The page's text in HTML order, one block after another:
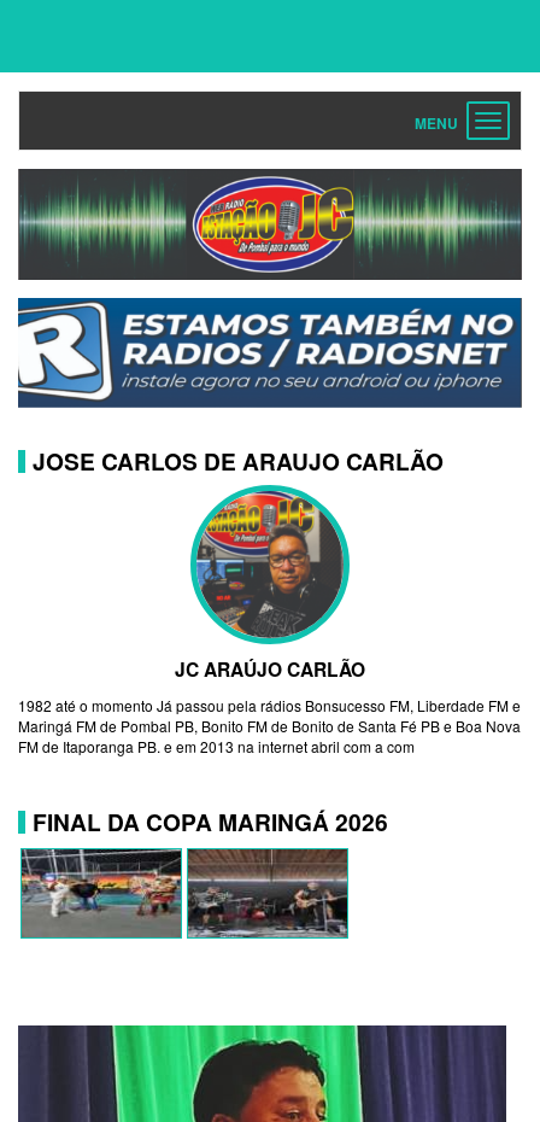
Toggle
JOSE CARLOS DE ARAUJO CARLÃO
JC ARAÚJO CARLÃO
1982 até o momento Já passou pela rádios Bonsucesso FM, Liberdade FM e
Maringá FM de Pombal PB, Bonito FM de Bonito de Santa Fé PB e Boa Nova
FM de Itaporanga PB. e em 2013 na internet abril com a com
FINAL DA COPA MARINGÁ 2026